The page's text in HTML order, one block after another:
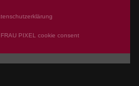
und CMS:
PIXEL cookie consent